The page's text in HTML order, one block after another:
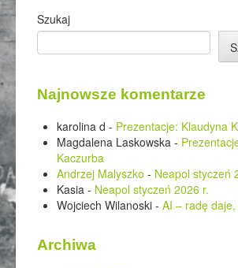
Szukaj
Najnowsze komentarze
karolina d - Prezentacje: Klaudyna
Magdalena Laskowska -
Kaczurba
Andrzej Malyszko - Neapol styczeń
Kasia - Neapol styczeń 2026 r.
Wojciech Wilanoski -AI – radę
Archiwa